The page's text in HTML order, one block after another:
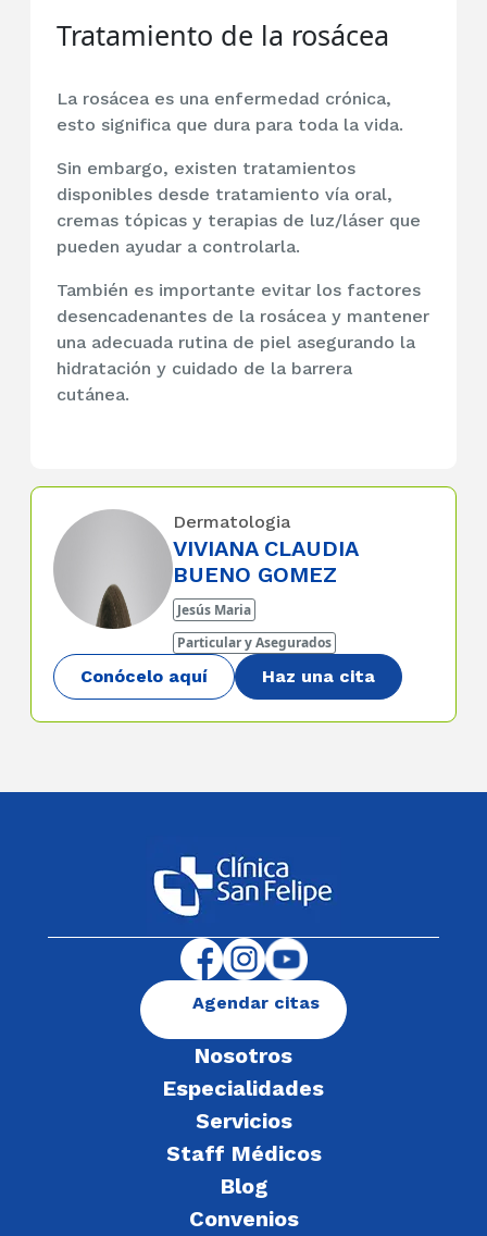
Tratamiento de la rosácea
La rosácea es una enfermedad crónica,
esto significa que dura para toda la vida.
Sin embargo, existen tratamientos
disponibles desde tratamiento vía oral,
cremas tópicas y terapias de luz/láser que
pueden ayudar a controlarla.
También es importante evitar los factores
desencadenantes de la rosácea y mantener
una adecuada rutina de piel asegurando la
hidratación y cuidado de la barrera
cutánea.
Dermatologia
VIVIANA CLAUDIA
BUENO GOMEZ
Jesús Maria
Particular y Asegurados
Conócelo aquí Haz una cita
Nosotros
Especialidades
Servicios
Staff Médicos
Blog
Convenios
Agendar citas